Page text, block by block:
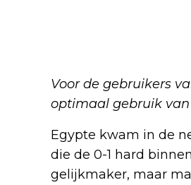
Voor de gebruikers
optimaal gebruik
Egypte kwam in de
die de 0-1 hard
gelijkmaker, maar